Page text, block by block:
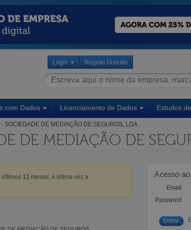
Login Registo Gratuito
com Dados Licenciamento de Dados Estudos
- SOCIEDADE DE MEDIAÇÃO DE SEGUROS, LDA
DE MEDIAÇÃO DE
últimos 12 meses, a última vez a
Acesso
Email
Password